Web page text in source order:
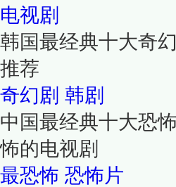
电视剧
韩国最经典十大奇
推荐
奇幻剧 韩剧
中国最经典十大恐
怖的电视剧
最恐怖 恐怖片